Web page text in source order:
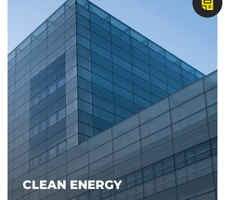
CLEAN ENERGY